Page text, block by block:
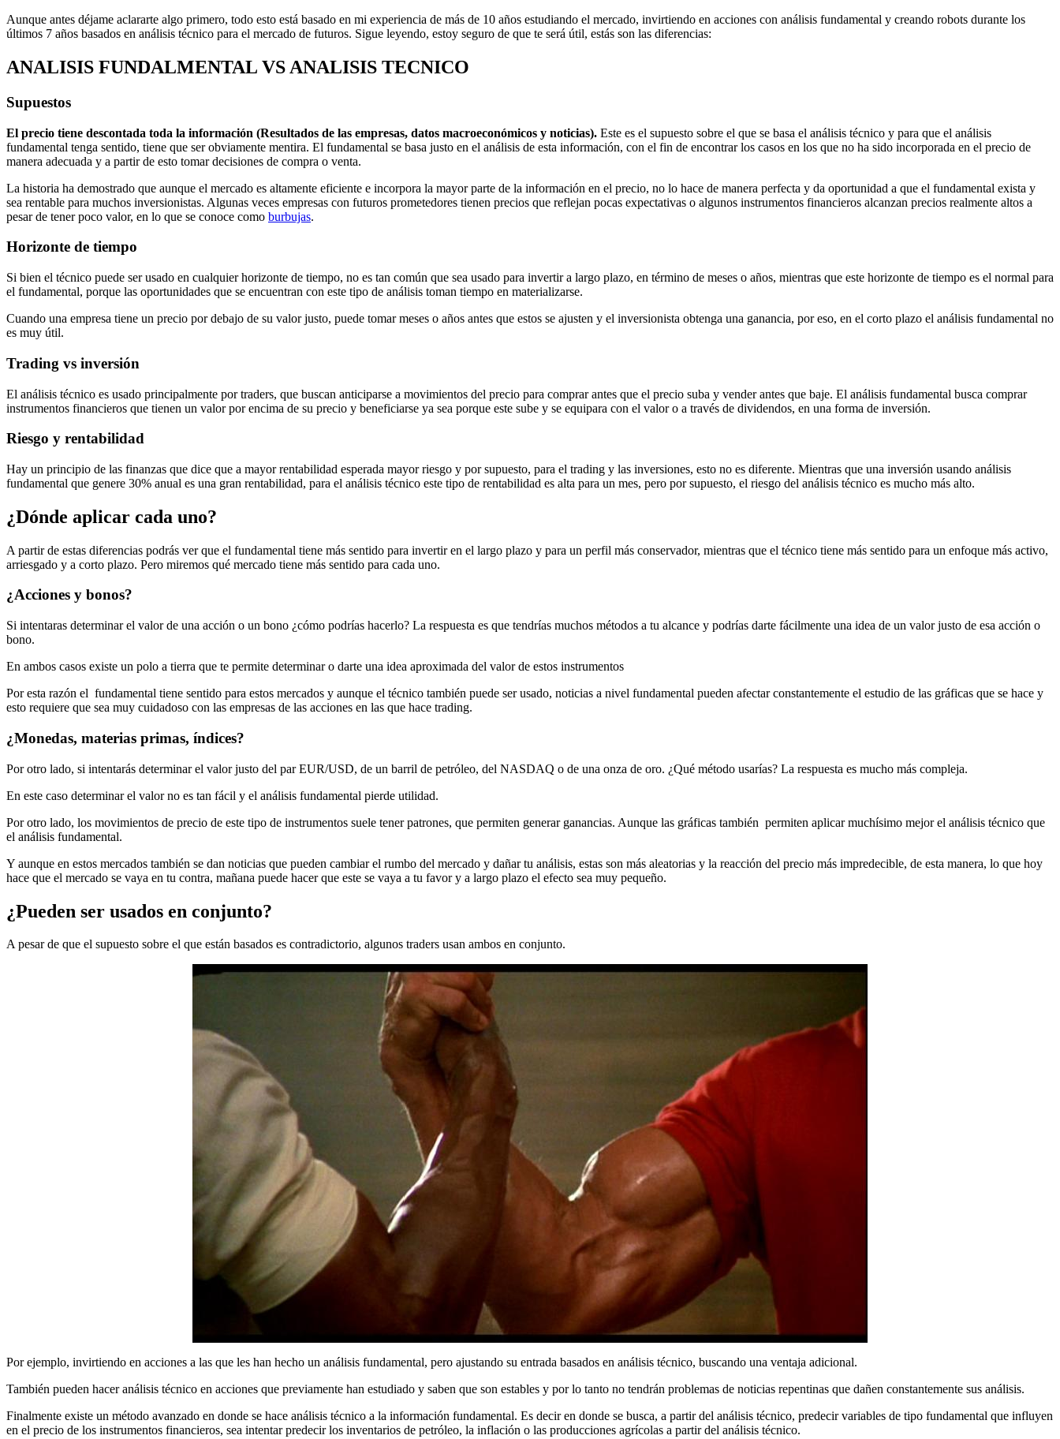
Aunque antes déjame aclararte algo primero, todo esto está basado en mi experiencia de más de 10 años estudiando el mercado, invirtiendo en acciones con análisis fundamental y creando robots durante los
últimos 7 años basados en análisis técnico para el mercado de futuros. Sigue leyendo, estoy seguro de que te será útil, estás son las diferencias:
ANALISIS FUNDALMENTAL VS ANALISIS TECNICO
Supuestos
El precio tiene descontada toda la información (Resultados de las empresas, datos macroeconómicos y noticias). Este es el supuesto sobre el que se basa el análisis técnico y para que el análisis
fundamental tenga sentido, tiene que ser obviamente mentira. El fundamental se basa justo en el análisis de esta información, con el fin de encontrar los casos en los que no ha sido incorporada en el precio de
manera adecuada y a partir de esto tomar decisiones de compra o venta.
La historia ha demostrado que aunque el mercado es altamente eficiente e incorpora la mayor parte de la información en el precio, no lo hace de manera perfecta y da oportunidad a que el fundamental exista y
sea rentable para muchos inversionistas. Algunas veces empresas con futuros prometedores tienen precios que reflejan pocas expectativas o algunos instrumentos financieros alcanzan precios realmente altos a
pesar de tener poco valor, en lo que se conoce como burbujas.
Horizonte de tiempo
Si bien el técnico puede ser usado en cualquier horizonte de tiempo, no es tan común que sea usado para invertir a largo plazo, en término de meses o años, mientras que este horizonte de tiempo es el normal para
el fundamental, porque las oportunidades que se encuentran con este tipo de análisis toman tiempo en materializarse.
Cuando una empresa tiene un precio por debajo de su valor justo, puede tomar meses o años antes que estos se ajusten y el inversionista obtenga una ganancia, por eso, en el corto plazo el análisis fundamental no
es muy útil.
Trading vs inversión
El análisis técnico es usado principalmente por traders, que buscan anticiparse a movimientos del precio para comprar antes que el precio suba y vender antes que baje. El análisis fundamental busca comprar
instrumentos financieros que tienen un valor por encima de su precio y beneficiarse ya sea porque este sube y se equipara con el valor o a través de dividendos, en una forma de inversión.
Riesgo y rentabilidad
Hay un principio de las finanzas que dice que a mayor rentabilidad esperada mayor riesgo y por supuesto, para el trading y las inversiones, esto no es diferente. Mientras que una inversión usando análisis
fundamental que genere 30% anual es una gran rentabilidad, para el análisis técnico este tipo de rentabilidad es alta para un mes, pero por supuesto, el riesgo del análisis técnico es mucho más alto.
¿Dónde aplicar cada uno?
A partir de estas diferencias podrás ver que el fundamental tiene más sentido para invertir en el largo plazo y para un perfil más conservador, mientras que el técnico tiene más sentido para un enfoque más activo,
arriesgado y a corto plazo. Pero miremos qué mercado tiene más sentido para cada uno.
¿Acciones y bonos?
Si intentaras determinar el valor de una acción o un bono ¿cómo podrías hacerlo? La respuesta es que tendrías muchos métodos a tu alcance y podrías darte fácilmente una idea de un valor justo de esa acción o
bono.
En ambos casos existe un polo a tierra que te permite determinar o darte una idea aproximada del valor de estos instrumentos
Por esta razón el fundamental tiene sentido para estos mercados y aunque el técnico también puede ser usado, noticias a nivel fundamental pueden afectar constantemente el estudio de las gráficas que se hace y
esto requiere que sea muy cuidadoso con las empresas de las acciones en las que hace trading.
¿Monedas, materias primas, índices?
Por otro lado, si intentarás determinar el valor justo del par EUR/USD, de un barril de petróleo, del NASDAQ o de una onza de oro. ¿Qué método usarías? La respuesta es mucho más compleja.
En este caso determinar el valor no es tan fácil y el análisis fundamental pierde utilidad.
Por otro lado, los movimientos de precio de este tipo de instrumentos suele tener patrones, que permiten generar ganancias. Aunque las gráficas también permiten aplicar muchísimo mejor el análisis técnico que
el análisis fundamental.
Y aunque en estos mercados también se dan noticias que pueden cambiar el rumbo del mercado y dañar tu análisis, estas son más aleatorias y la reacción del precio más impredecible, de esta manera, lo que hoy
hace que el mercado se vaya en tu contra, mañana puede hacer que este se vaya a tu favor y a largo plazo el efecto sea muy pequeño.
¿Pueden ser usados en conjunto?
A pesar de que el supuesto sobre el que están basados es contradictorio, algunos traders usan ambos en conjunto.
Por ejemplo, invirtiendo en acciones a las que les han hecho un análisis fundamental, pero ajustando su entrada basados en análisis técnico, buscando una ventaja adicional.
También pueden hacer análisis técnico en acciones que previamente han estudiado y saben que son estables y por lo tanto no tendrán problemas de noticias repentinas que dañen constantemente sus análisis.
Finalmente existe un método avanzado en donde se hace análisis técnico a la información fundamental. Es decir en donde se busca, a partir del análisis técnico, predecir variables de tipo fundamental que influyen
en el precio de los instrumentos financieros, sea intentar predecir los inventarios de petróleo, la inflación o las producciones agrícolas a partir del análisis técnico.